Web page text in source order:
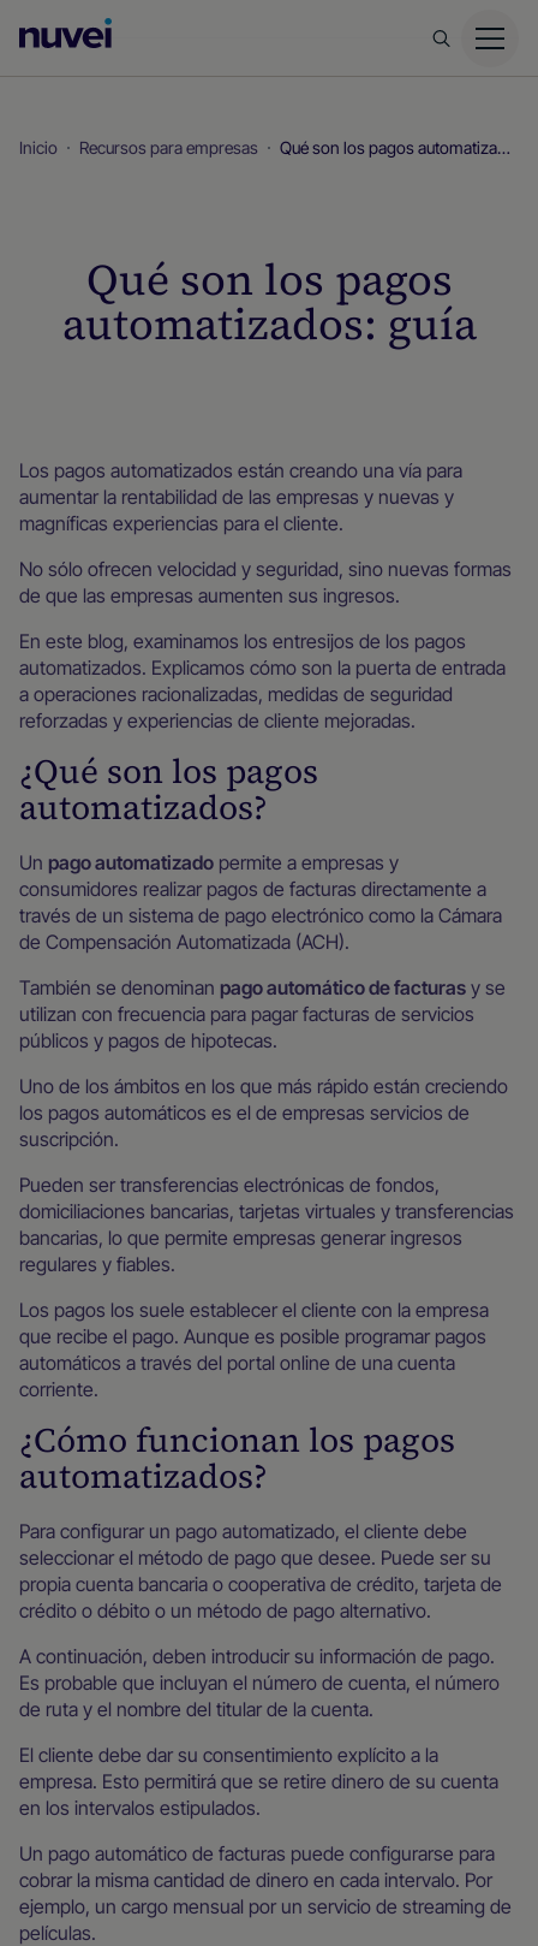
principal
Inicio Recursos para empresas Qué son los pagos automatizados: guía
Qué son los pagos
automatizados: guía
Los pagos automatizados están creando una vía para
aumentar la rentabilidad de las empresas y nuevas y
magníficas experiencias para el cliente.
No sólo ofrecen velocidad y seguridad, sino nuevas formas
de que las empresas aumenten sus ingresos.
En este blog, examinamos los entresijos de los pagos
automatizados. Explicamos cómo son la puerta de entrada
a operaciones racionalizadas, medidas de seguridad
reforzadas y experiencias de cliente mejoradas.
¿Qué son los pagos
automatizados?
Un pago automatizado permite a empresas y
consumidores realizar pagos de facturas directamente a
través de un sistema de pago electrónico como la Cámara
de Compensación Automatizada (ACH).
También se denominan pago automático de facturas y se
utilizan con frecuencia para pagar facturas de servicios
públicos y pagos de hipotecas.
Uno de los ámbitos en los que más rápido están creciendo
los pagos automáticos es el de empresas servicios de
suscripción.
Pueden ser transferencias electrónicas de fondos,
domiciliaciones bancarias, tarjetas virtuales y transferencias
bancarias, lo que permite empresas generar ingresos
regulares y fiables.
Los pagos los suele establecer el cliente con la empresa
que recibe el pago. Aunque es posible programar pagos
automáticos a través del portal online de una cuenta
corriente.
¿Cómo funcionan los pagos
automatizados?
Para configurar un pago automatizado, el cliente debe
seleccionar el método de pago que desee. Puede ser su
propia cuenta bancaria o cooperativa de crédito, tarjeta de
crédito o débito o un método de pago alternativo.
A continuación, deben introducir su información de pago.
Es probable que incluyan el número de cuenta, el número
de ruta y el nombre del titular de la cuenta.
El cliente debe dar su consentimiento explícito a la
empresa. Esto permitirá que se retire dinero de su cuenta
en los intervalos estipulados.
Un pago automático de facturas puede configurarse para
cobrar la misma cantidad de dinero en cada intervalo. Por
ejemplo, un cargo mensual por un servicio de streaming de
películas.